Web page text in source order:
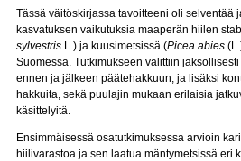
Tässä väitöskirjassa tavoitteeni oli selventää
kasvatuksen vaikutuksia maaperän hiilen
sylvestris L.) ja kuusimetsissä (Picea abies
Suomessa. Tutkimukseen valittiin
ennen ja jälkeen päätehakkuun, ja lisäksi
hakkuita, sekä puulajin mukaan erilaisia
käsittelyitä.
Ensimmäisessä osatutkimuksessa arvioin
hiilivarastoa ja sen laatua mäntymetsissä eri